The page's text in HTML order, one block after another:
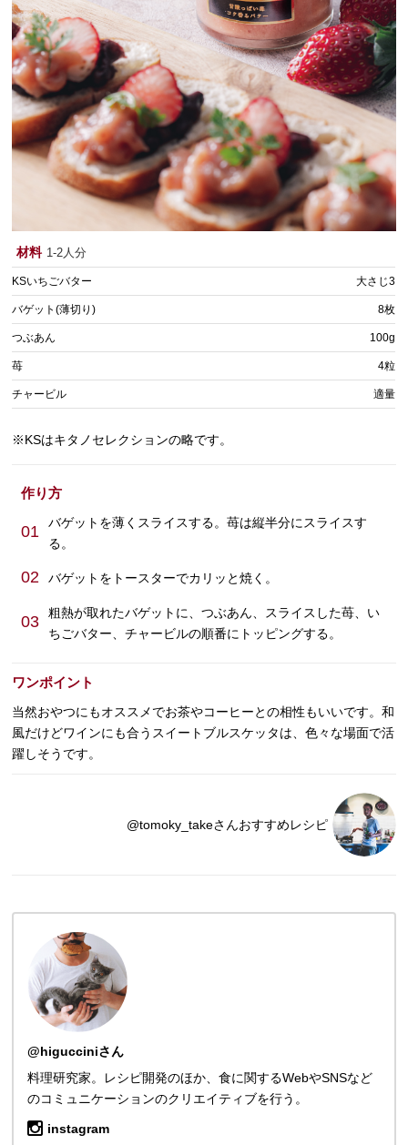
材料 1-2人分
KSいちごバター 大さじ3
バゲット(薄切り) 8枚
つぶあん 100g
苺 4粒
チャービル 適量
※KSはキタノセレクションの略です。
作り方
01
バゲットを薄くスライスする。苺は縦半分にスライスす
る。
02 バゲットをトースターでカリッと焼く。
03
粗熱が取れたバゲットに、つぶあん、スライスした苺、い
ちごバター、チャービルの順番にトッピングする。
ワンポイント
当然おやつにもオススメでお茶やコーヒーとの相性もいいです。和
風だけどワインにも合うスイートブルスケッタは、色々な場面で活
躍しそうです。
@tomoky_takeさんおすすめレシピ
@higucciniさん
料理研究家。レシピ開発のほか、食に関するWebやSNSなど
のコミュニケーションのクリエイティブを行う。
instagram